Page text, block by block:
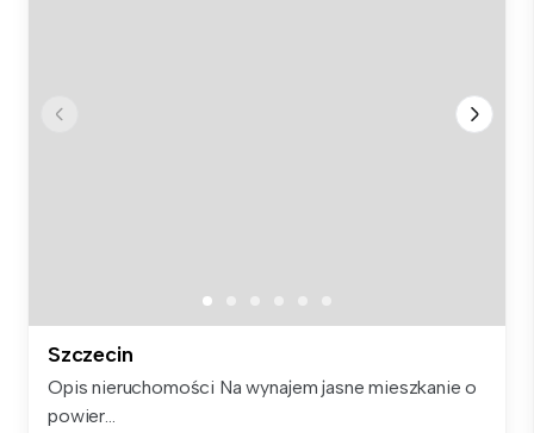
Szczecin
Opis nieruchomości Na wynajem jasne mieszkanie o
powier...